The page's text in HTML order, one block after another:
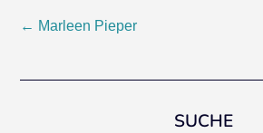
Beitragsnavigation
← Marleen Pieper
SUCHE